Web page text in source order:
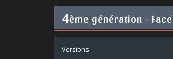
4ème génération -
Versions